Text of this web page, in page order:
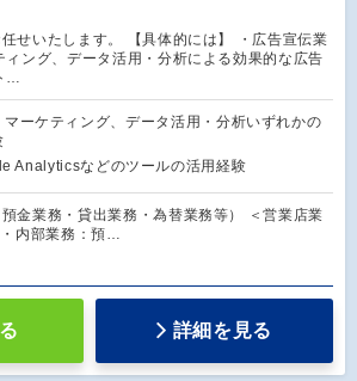
せいたします。 【具体的には】 ・広告宣伝業
ィング、データ活用・分析による効果的な広告
…
マーケティング、データ活用・分析いずれかの
Analyticsなどのツールの活用経験
金業務・貸出業務・為替業務等） ＜営業店業
内部業務：預…
詳細を見る